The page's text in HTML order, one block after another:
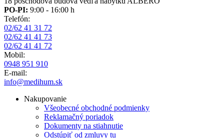
PO-PI: 9:00 - 16:00 h
Telefón:
02/62 41 31 72
02/62 41 41 73
02/62 41 41 72
Mobil:
0948 951 910
E-mail:
info@medihum.sk
Nakupovanie
Všeobecné obchodné podmienky
Reklamačný poriadok
Dokumenty na stiahnutie
Odstúpiť od zmluvy tu